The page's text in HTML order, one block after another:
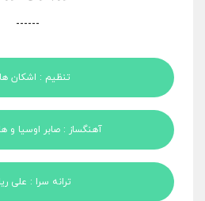
------
تنظیم : اشکان
آهنگساز : صابر اوسیا و
ترانه سرا : علی